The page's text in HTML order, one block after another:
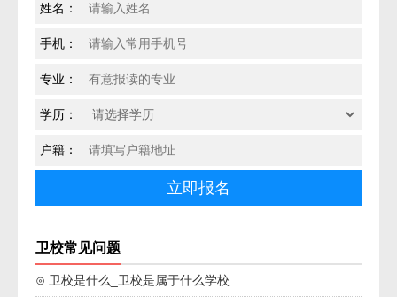
姓名：
手机：
专业：
学历：
户籍：
卫校常见问题
⊙ 卫校是什么_卫校是属于什么学校